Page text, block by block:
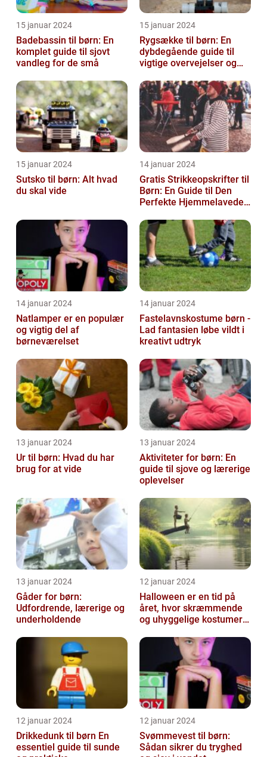
15 januar 2024
Badebassin til børn: En
komplet guide til sjovt
vandleg for de små
15 januar 2024
Rygsække til børn: En
dybdegående guide til
vigtige overvejelser og
15 januar 2024
Sutsko til børn: Alt hvad
du skal vide
14 januar 2024
Gratis Strikkeopskrifter til
Børn: En Guide til Den
Perfekte Hjemmelavede
14 januar 2024
Natlamper er en populær
og vigtig del af
børneværelset
14 januar 2024
Fastelavnskostume børn -
Lad fantasien løbe vildt i
kreativt udtryk
13 januar 2024
Ur til børn: Hvad du har
brug for at vide
13 januar 2024
Aktiviteter for børn: En
guide til sjove og lærerige
oplevelser
13 januar 2024
Gåder for børn:
Udfordrende, lærerige og
underholdende
12 januar 2024
Halloween er en tid på
året, hvor skræmmende
og uhyggelige kostumer
12 januar 2024
Drikkedunk til børn En
essentiel guide til sunde
12 januar 2024
Svømmevest til børn:
Sådan sikrer du tryghed